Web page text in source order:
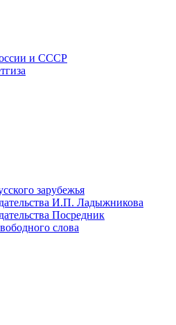
и СССР
зарубежья
И.П. Ладыжникова
Посредник
слова